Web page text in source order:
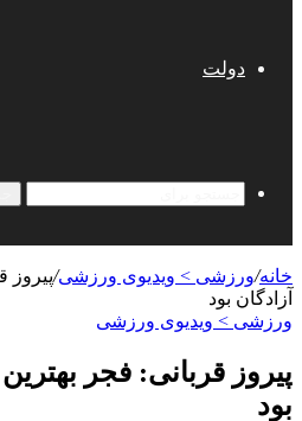
دولت
خانه/ورزشی > ویدیوی ورزشی/پیروز
آزادگان بود
ورزشی > ویدیوی ورزشی
پیروز قربانی: فجر
بود